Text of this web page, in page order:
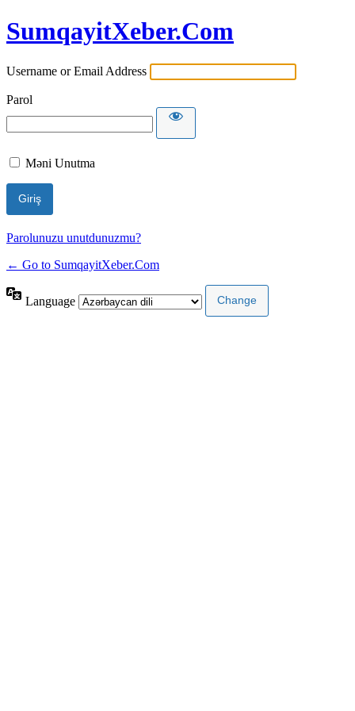
SumqayitXeber.Com
Username or Email Address
Parol
Məni Unutma
Parolunuzu unutdunuzmu?
← Go to SumqayitXeber.Com
Language